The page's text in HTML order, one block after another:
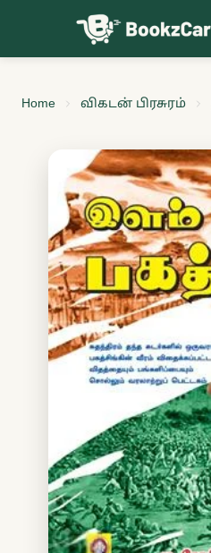
Skip to content
Home விகடன் பிரசுரம்